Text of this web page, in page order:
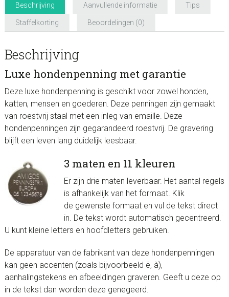
Beschrijving Aanvullende informatie Tips
Staffelkorting Beoordelingen (0)
Beschrijving
Luxe hondenpenning met garantie
Deze luxe hondenpenning is geschikt voor zowel honden,
katten, mensen en goederen. Deze penningen zijn gemaakt
van roestvrij staal met een inleg van emaille. Deze
hondenpenningen zijn gegarandeerd roestvrij. De gravering
blijft een leven lang duidelijk leesbaar.
3 maten en 11 kleuren
Er zijn drie maten leverbaar. Het aantal regels
is afhankelijk van het formaat. Klik
de gewenste formaat en vul de tekst direct
in. De tekst wordt automatisch gecentreerd.
U kunt kleine letters en hoofdletters gebruiken.
De apparatuur van de fabrikant van deze hondenpenningen
kan geen accenten (zoals bijvoorbeeld ë, à),
aanhalingstekens en afbeeldingen graveren. Geeft u deze op
in de tekst dan worden deze genegeerd.